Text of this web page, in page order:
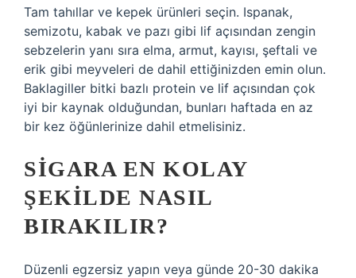
Tam tahıllar ve kepek ürünleri seçin. Ispanak,
semizotu, kabak ve pazı gibi lif açısından zengin
sebzelerin yanı sıra elma, armut, kayısı, şeftali ve
erik gibi meyveleri de dahil ettiğinizden emin olun.
Baklagiller bitki bazlı protein ve lif açısından çok
iyi bir kaynak olduğundan, bunları haftada en az
bir kez öğünlerinize dahil etmelisiniz.
SIGARA EN KOLAY
ŞEKILDE NASIL
BIRAKILIR?
Düzenli egzersiz yapın veya günde 20-30 dakika